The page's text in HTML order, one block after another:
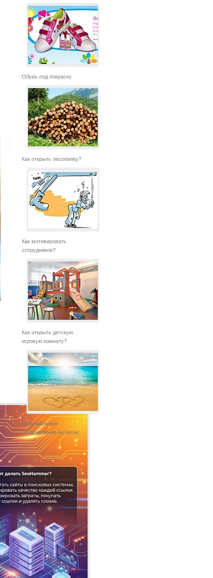
Обувь под покраску
Как открыть лесопилку?
Как мотивировать
сотрудников?
Как открыть детскую
игровую комнату?
Оригинальные
поздравления на песке